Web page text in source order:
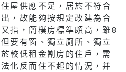
屋供應不足，居於不符合
，故能夠按規定改建為合
指，簡樸房標準頗高，雖8
要有窗、獨立厠所、獨立
較低租金劏房的住戶，需
化反而住不起的情況，并